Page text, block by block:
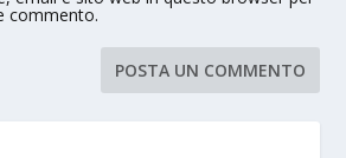
commento.